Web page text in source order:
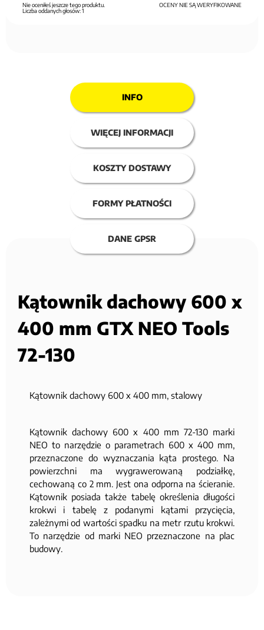
OCENY NIE SĄ WERYFIKOWANE
Nie oceniłeś jeszcze tego produktu.
Liczba oddanych głosów:1
INFO
WIĘCEJ INFORMACJI
KOSZTY DOSTAWY
FORMY PŁATNOŚCI
DANE GPSR
Kątownik dachowy 600 x
400 mm GTX NEO Tools
72-130
Kątownik dachowy 600 x 400 mm, stalowy
Kątownik dachowy 600 x 400 mm 72-130 marki
NEO to narzędzie o parametrach 600 x 400 mm,
przeznaczone do wyznaczania kąta prostego. Na
powierzchni ma wygrawerowaną podziałkę,
cechowaną co 2 mm. Jest ona odporna na ścieranie.
Kątownik posiada także tabelę określenia długości
krokwi i tabelę z podanymi kątami przycięcia,
zależnymi od wartości spadku na metr rzutu krokwi.
To narzędzie od marki NEO przeznaczone na plac
budowy.